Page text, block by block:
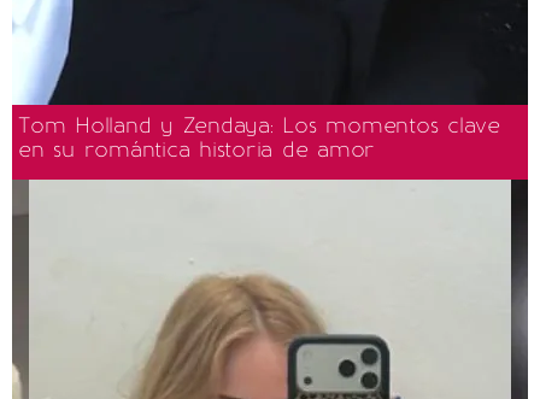
Tom Holland y Zendaya: Los momentos clave
en su romántica historia de amor